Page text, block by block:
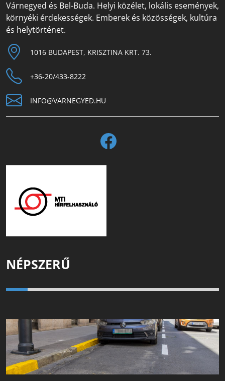
Várnegyed és Bel-Buda. Helyi közélet, lokális események,
környéki érdekességek. Emberek és közösségek, kultúra
és helytörténet.
1016 BUDAPEST, KRISZTINA KRT. 73.
+36-20/433-8222
INFO@VARNEGYED.HU
NÉPSZERŰ